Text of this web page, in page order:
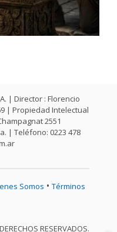
| Director : Florencio
| Propiedad Intelectual
2551
| Teléfono: 0223 478
Somos • Términos
RESERVADOS.